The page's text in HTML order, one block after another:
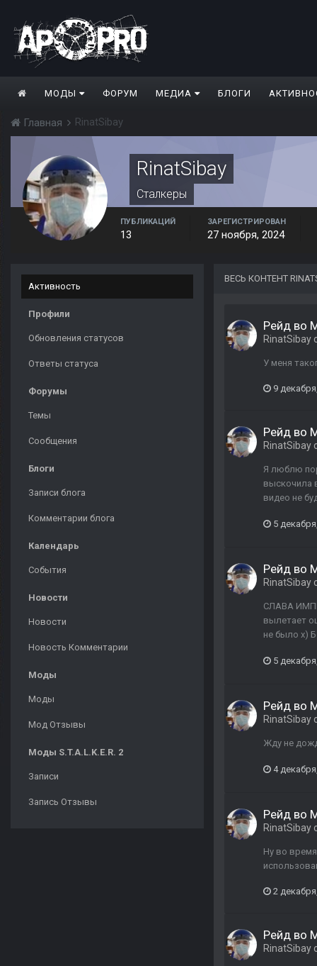
МОДЫ ФОРУМ МЕДИА БЛОГИ
Главная RinatSibay
RinatSibay
Сталкеры
ПУБЛИКАЦИЙ
13
ЗАРЕГИСТРИРОВАН
27 ноября, 2024
Активность
Профили
Обновления статусов
Ответы статуса
Форумы
Темы
Сообщения
Блоги
Записи блога
Комментарии блога
Календарь
События
Новости
Новости
Новость Комментарии
Моды
Моды
Мод Отзывы
Моды S.T.A.L.K.E.R. 2
Записи
Запись Отзывы
ВЕСЬ КОНТЕНТ
Рейд во
RinatSibay
У меня
9
Рейд во
RinatSibay
Я люблю
выскочила
видео не
5
Рейд во
RinatSibay
СЛАВА
вылетает
не было х)
5
Рейд во
RinatSibay
Жду не
4
Рейд во
RinatSibay
Ну во
2
Рейд во
RinatSibay